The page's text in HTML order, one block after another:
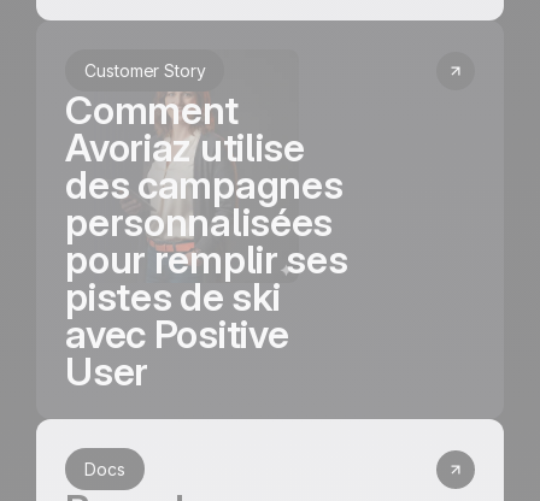
Customer Story
Comment
Avoriaz utilise
des campagnes
personnalisées
pour remplir ses
pistes de ski
avec Positive
User
Docs